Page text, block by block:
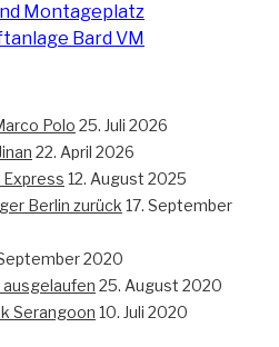
Montageplatz
Bard VM
Polo 25. Juli 2026
22. April 2026
12. August 2025
Berlin zurück 17. September
2020
25. August 2020
Serangoon 10. Juli 2020